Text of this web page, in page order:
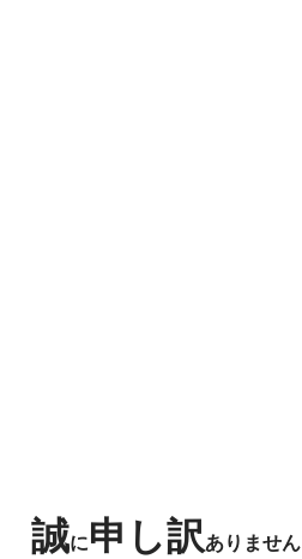
誠に申し訳ありません